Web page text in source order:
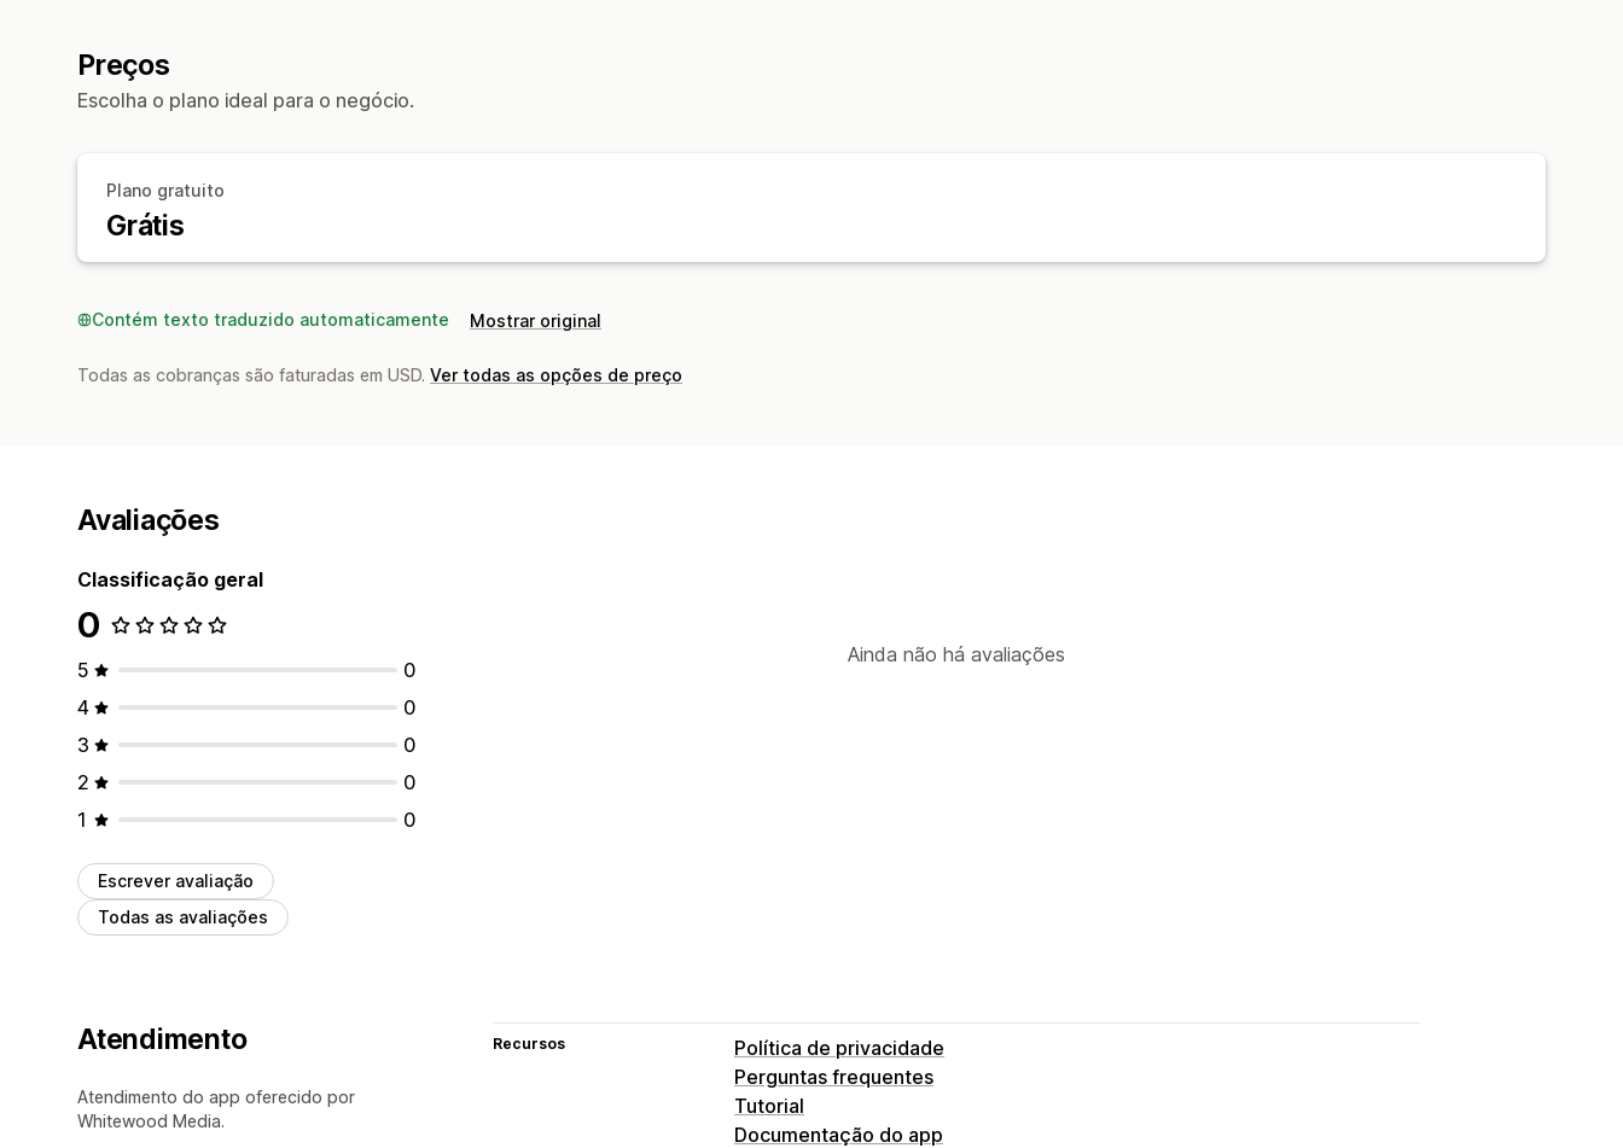
Preços
Escolha o plano ideal para o negócio.
Plano gratuito
Grátis
Contém texto traduzido automaticamente Mostrar original
Todas as cobranças são faturadas em USD. Ver todas as opções de preço
Avaliações
Classificação geral
0
5
0
4
0
3
0
2
0
1
0
Escrever avaliação
Todas as avaliações
Ainda não há avaliações
Atendimento
Atendimento do app oferecido por
Whitewood Media.
Recursos
Política de privacidade
Perguntas frequentes
Tutorial
Documentação do app